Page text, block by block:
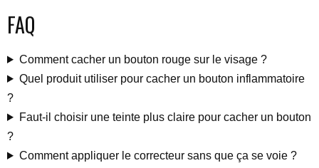
FAQ
Comment cacher un bouton rouge sur le visage ?
Quel produit utiliser pour cacher un bouton inflammatoire
?
Faut-il choisir une teinte plus claire pour cacher un bouton
?
Comment appliquer le correcteur sans que ça se voie ?